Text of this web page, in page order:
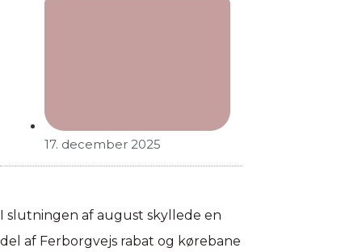
17. december 2025
I slutningen af august skyllede en
del af Ferborgvejs rabat og kørebane